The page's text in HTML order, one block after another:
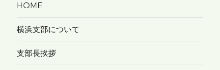
HOME
横浜支部について
支部長挨拶